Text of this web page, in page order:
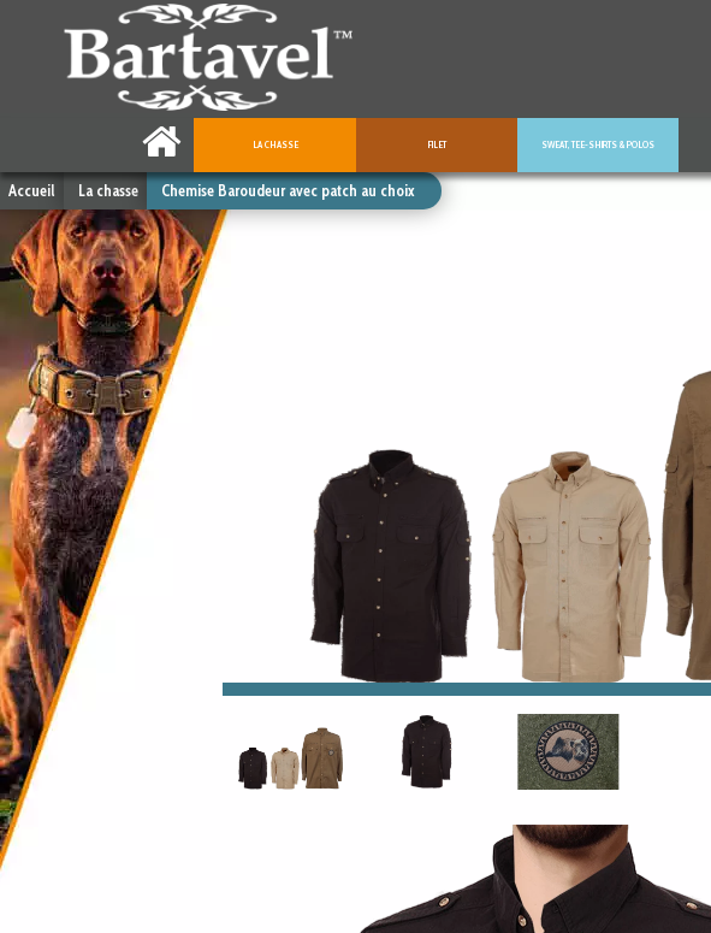
LA CHASSE FILET SWEAT, TEE-SHIRTS & POLOS
Accueil La chasse Chemise Baroudeur avec patch au choix